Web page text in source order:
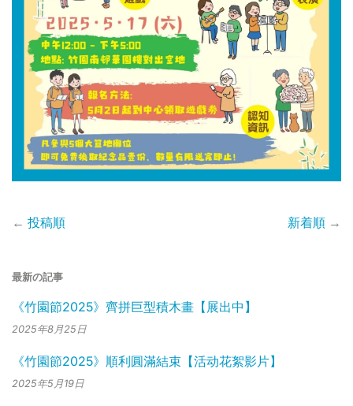
← 投稿順 新着順 →
最新の記事
《竹園節2025》齊拼巨型積木畫【展出中】
2025年8月25日
《竹園節2025》順利圓滿結束【活动花絮影片】
2025年5月19日